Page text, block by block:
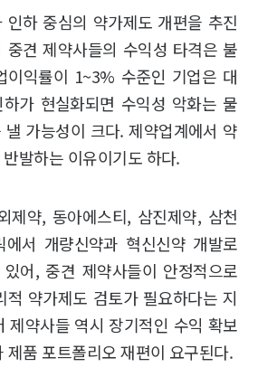
인하 중심의 약가제도 개편을 추진
중견 제약사들의 수익성 타격은 불
이익률이 1~3% 수준인 기업은 대
가 현실화되면 수익성 악화는 물
가능성이 크다. 제약업계에서 약
발하는 이유이기도 하다.
제약, 동아에스티, 삼진제약, 삼천
서 개량신약과 혁신신약 개발로
어, 중견 제약사들이 안정적으로
약가제도 검토가 필요하다는 지
제약사들 역시 장기적인 수익 확보
제품 포트폴리오 재편이 요구된다.